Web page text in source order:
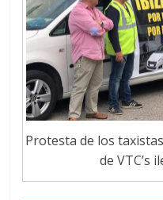
Protesta de los
de VTC’s